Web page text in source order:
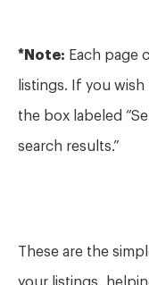
*Note: Each page
listings. If you
the box labeled
search results.”
These are the
your listings,